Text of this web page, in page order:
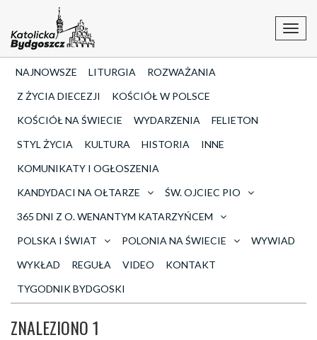
NAJNOWSZE LITURGIA
ROZWAŻANIA
Z ŻYCIA DIECEZJI
KOŚCIÓŁ W POLSCE
KOŚCIÓŁ NA ŚWIECIE
WYDARZENIA
FELIETON
STYL ŻYCIA
KULTURA HISTORIA
INNE
KOMUNIKATY I OGŁOSZENIA
KANDYDACI NA OŁTARZE
ŚW. OJCIEC PIO
365 DNI Z O. WENANTYM KATARZYŃCEM
POLSKA I ŚWIAT
POLONIA NA ŚWIECIE
WYWIAD
WYKŁAD
REGUŁA VIDEO
KONTAKT
TYGODNIK BYDGOSKI
ZNALEZIONO 1